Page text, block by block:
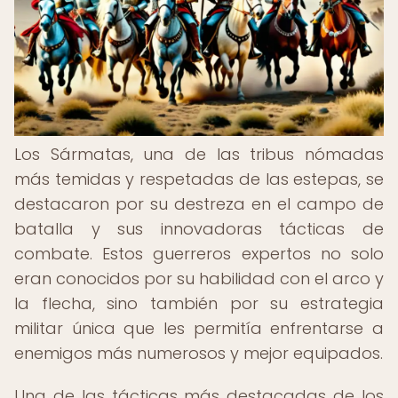
Los Sármatas, una de las tribus nómadas
más temidas y respetadas de las estepas, se
destacaron por su destreza en el campo de
batalla y sus innovadoras tácticas de
combate. Estos guerreros expertos no solo
eran conocidos por su habilidad con el arco y
la flecha, sino también por su estrategia
militar única que les permitía enfrentarse a
enemigos más numerosos y mejor equipados.